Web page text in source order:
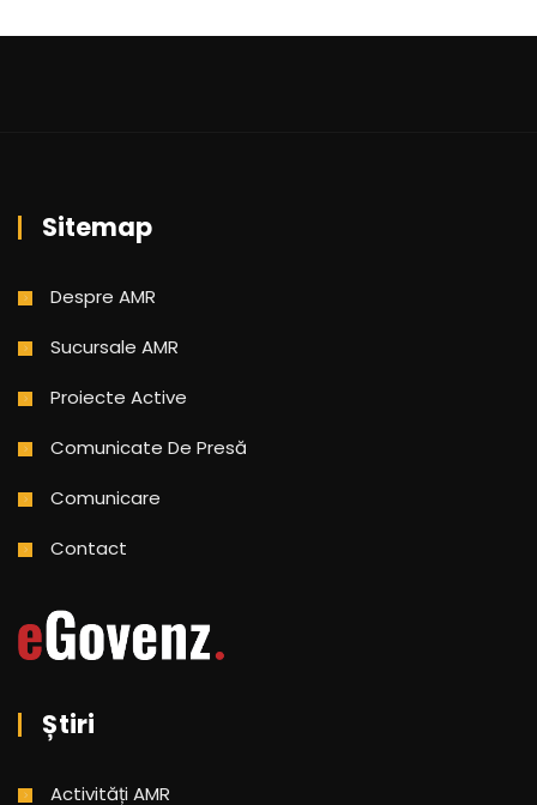
Sitemap
Despre AMR
Sucursale AMR
Proiecte Active
Comunicate De Presă
Comunicare
Contact
Știri
Activități AMR